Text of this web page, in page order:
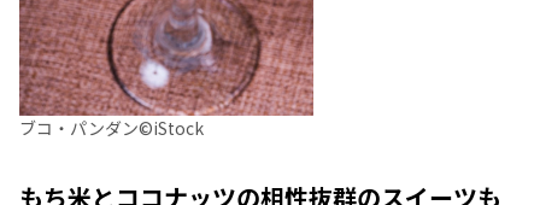
ブコ・パンダン©iStock
もち米とココナッツの相性抜群のスイーツも